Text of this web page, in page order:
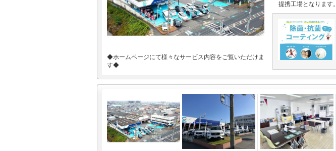
◆ホームページにて様々なサービス内容をご覧いただけま
す◆
提携工場となります